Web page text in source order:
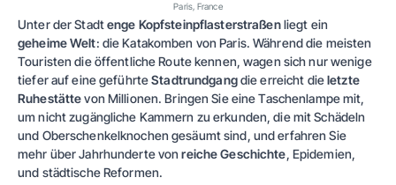
Paris, France
Unter der Stadtenge Kopfsteinpflasterstraßenliegt ein
geheime Welt: die Katakomben von Paris. Während die meisten
Touristen die öffentliche Route kennen, wagen sich nur wenige
tiefer auf eine geführteStadtrundgangdie erreicht dieletzte
Ruhestättevon Millionen. Bringen Sie eine Taschenlampe mit,
um nicht zugängliche Kammern zu erkunden, die mit Schädeln
und Oberschenkelknochen gesäumt sind, und erfahren Sie
mehr über Jahrhunderte vonreiche Geschichte, Epidemien,
und städtische Reformen.